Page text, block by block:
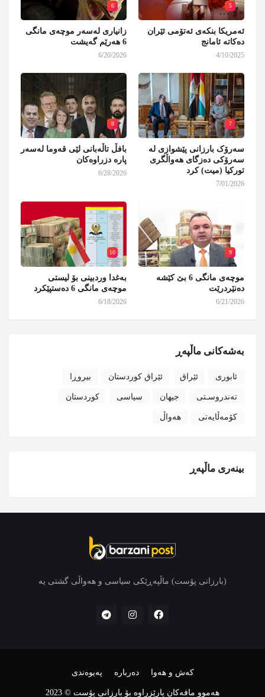
5
ئەمریکا بنکەی ئەتۆمی ئێران
دەکاتە ئامانج
4/10/2025
6
زانیاری لەسەر موچەی مانگی
6 هەرێم گەیشت
6/20/2026
7
سەرۆک بارزانی پێشوازی لە
سەرۆکی دەزگای هەواڵگری
تورکیا (میت) کرد
7/01/2026
8
بافڵ تاڵەبانی لێی قەوما لەسەر
پارە دزراوەکان
6/28/2026
9
موچەی مانگی 6 بێ کێشە
دەنێردرێت
6/21/2026
10
بەغدا وردبینی بۆ لیستی
موچەی مانگی 6 دەستپێکرد
6/18/2026
بەشەکانی ماڵپەڕ
ئابوری ئێراق ئێراق کوردستان بیروڕا
تەندروسـتی جیهان سیاسی کوردستان
کۆمەڵایەتی هەواڵ
بینەری ماڵپەڕ
(بارزانی پۆست) ماڵپەڕێکی سیاسی و هەواڵی گشتی یە
هەموو مافەکان پارێزراوە بۆ بارزانی پۆست © 2023
کەش و هەوا دەربارە پەیوەندی